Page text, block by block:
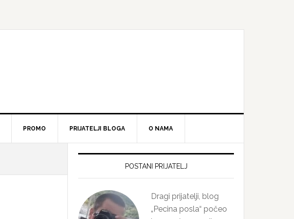
PROMO PRIJATELJI BLOGA O NAMA
Primary
POSTANI PRIJATELJ
Dragi prijatelji, blog
„Pecina posla“ počeo